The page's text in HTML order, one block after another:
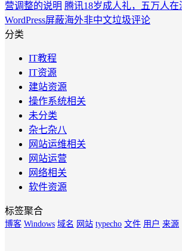
营调整的说明 腾讯18岁成人礼，五万人在
WordPress屏蔽海外非中文垃圾评论
分类
IT教程
IT资源
建站资源
操作系统相关
未分类
杂七杂八
网站运维相关
网站运营
网络相关
软件资源
标签聚合
博客 Windows 域名 网站 typecho 文件 用户 来源